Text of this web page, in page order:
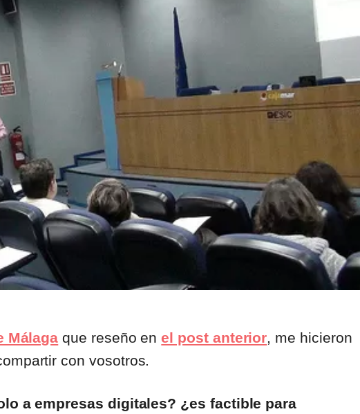
Málaga que reseño enel post anterior, me hicieron
con vosotros.
a empresas digitales? ¿es factible para